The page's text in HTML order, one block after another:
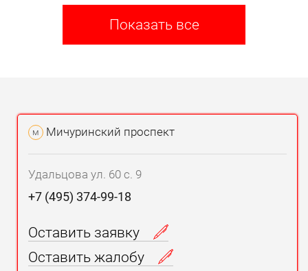
Показать все
м Мичуринский проспект
Удальцова ул. 60 с. 9
+7 (495) 374-99-18
Оставить заявку
Оставить жалобу